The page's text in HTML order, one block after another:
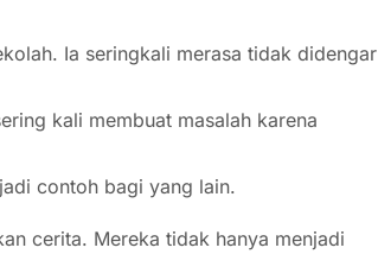
Ia seringkali merasa tidak didengar
kali membuat masalah karena
contoh bagi yang lain.
cerita. Mereka tidak hanya menjadi